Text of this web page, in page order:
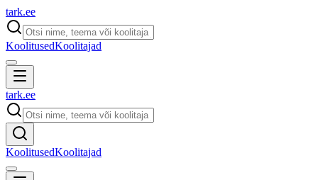
tark.ee
KoolitusedKoolitajad
tark.ee
KoolitusedKoolitajad